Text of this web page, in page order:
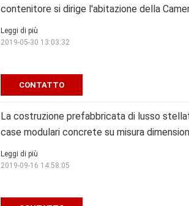
contenitore si dirige l'abitazione della
CONTATTO
Leggi di più
2019-05-30 13:03:32
La costruzione prefabbricata di lusso
case modulari concrete su misura
Leggi di più
2019-09-16 14:58:05